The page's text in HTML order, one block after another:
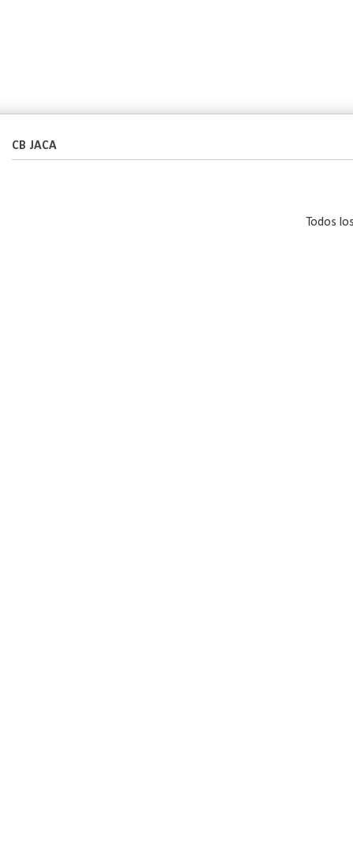
CB JACA
Todos